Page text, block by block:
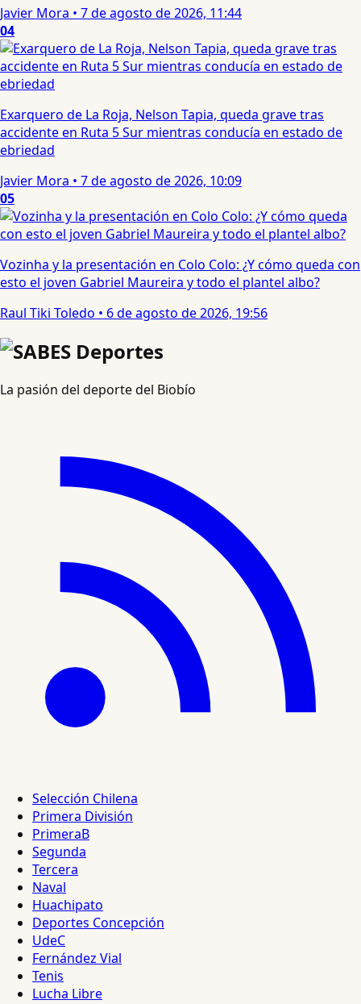
Javier Mora • 7 de agosto de 2026, 11:44
04
Exarquero de La Roja, Nelson Tapia, queda grave tras
accidente en Ruta 5 Sur mientras conducía en estado de
ebriedad
Javier Mora • 7 de agosto de 2026, 10:09
05
Vozinha y la presentación en Colo Colo: ¿Y cómo queda con
esto el joven Gabriel Maureira y todo el plantel albo?
Raul Tiki Toledo • 6 de agosto de 2026, 19:56
La pasión del deporte del Biobío
Selección Chilena
Primera División
PrimeraB
Segunda
Tercera
Naval
Huachipato
Deportes Concepción
UdeC
Fernández Vial
Tenis
Lucha Libre